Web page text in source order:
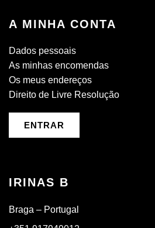
A MINHA CONTA
Dados pessoais
As minhas encomendas
Os meus endereços
Direito de Livre Resolução
ENTRAR
IRINAS B
Braga – Portugal